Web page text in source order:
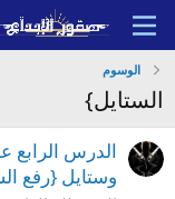
الوسوم
الستايل}
وستايل {رفع